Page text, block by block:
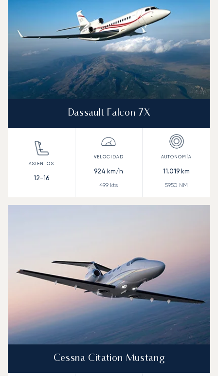
Dassault Falcon 7X
12-16
924 km/h
499 kts
11.019 km
5950 NM
Cessna Citation Mustang